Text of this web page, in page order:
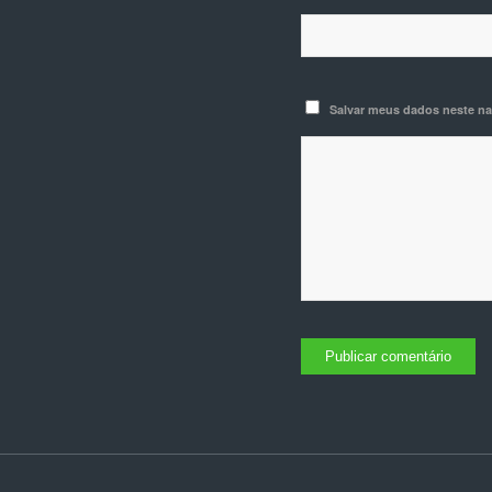
Salvar meus dados neste